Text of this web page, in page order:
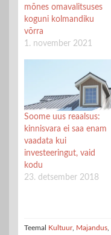
mõnes omavalitsuses
koguni kolmandiku
võrra
1. november 2021
Soome uus reaalsus:
kinnisvara ei saa enam
vaadata kui
investeeringut, vaid
kodu
23. detsember 2018
Teemal Kultuur, Majandus